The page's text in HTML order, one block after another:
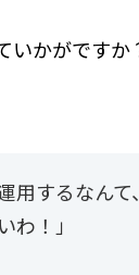
いかがですか
用するなんて、
わ！」